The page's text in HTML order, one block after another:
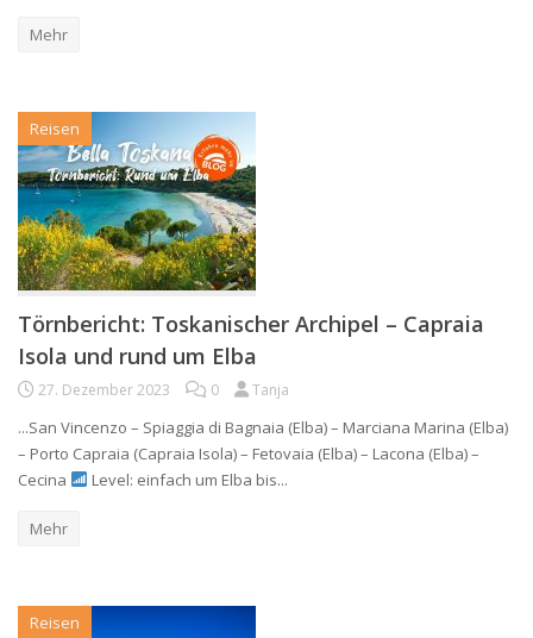
Mehr
Reisen
Törnbericht: Toskanischer Archipel – Capraia
Isola und rund um Elba
27. Dezember 2023 0 Tanja
...San Vincenzo – Spiaggia di Bagnaia (Elba) – Marciana Marina (Elba)
– Porto Capraia (Capraia Isola) – Fetovaia (Elba) – Lacona (Elba) –
Cecina
Level: einfach um Elba bis...
Mehr
Reisen